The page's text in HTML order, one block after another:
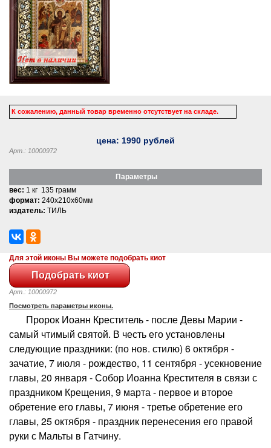
К сожалению, данный товар временно отсутствует на складе.
цена: 1990 рублей
Арт.: 10000972
Параметры
вес: 1 кг 135 грамм
формат: 240x210x60мм
издатель: ТИЛЬ
Для этой иконы Вы можете подобрать киот
Арт.: 10000972
Посмотреть параметры иконы.
Пророк Иоанн Креститель - после Девы Марии -
самый чтимый святой. В честь его установлены
следующие праздники: (по нов. стилю) 6 октября -
зачатие, 7 июля - рождество, 11 сентября - усекновение
главы, 20 января - Собор Иоанна Крестителя в связи с
праздником Крещения, 9 марта - первое и второе
обретение его главы, 7 июня - третье обретение его
главы, 25 октября - праздник перенесения его правой
руки с Мальты в Гатчину.